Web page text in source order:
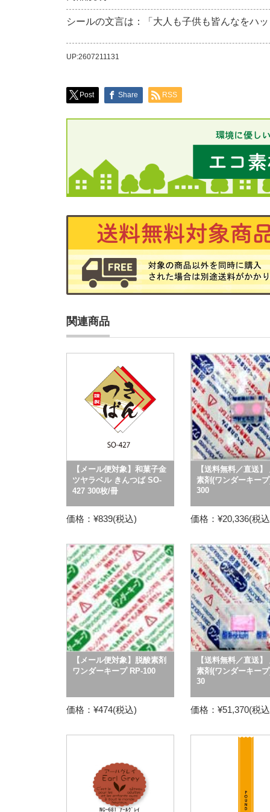
シールの文言は：「大人も子供も皆んなをハ
UP:2607211131
Post Share RSS
関連商品
【メール便対象】和菓子金
ツヤラベル きんつば SO-
427 300枚/冊
価格：¥839(税込)
【送料無料／直送】
素剤(ワンダーキー
300
価格：¥20,336(税
【メール便対象】脱酸素剤
ワンダーキープ RP-100
価格：¥474(税込)
【送料無料／直送】
素剤(ワンダーキー
30
価格：¥51,370(税